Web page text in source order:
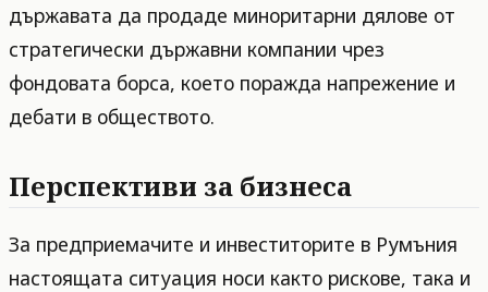
държавата да продаде миноритарни дялове от
стратегически държавни компании чрез
фондовата борса, което поражда напрежение и
дебати в обществото.
Перспективи за бизнеса
За предприемачите и инвеститорите в Румъния
настоящата ситуация носи както рискове, така и